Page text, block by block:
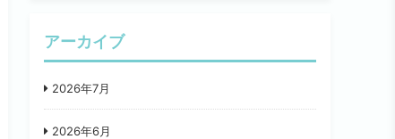
アーカイブ
2026年7月
2026年6月